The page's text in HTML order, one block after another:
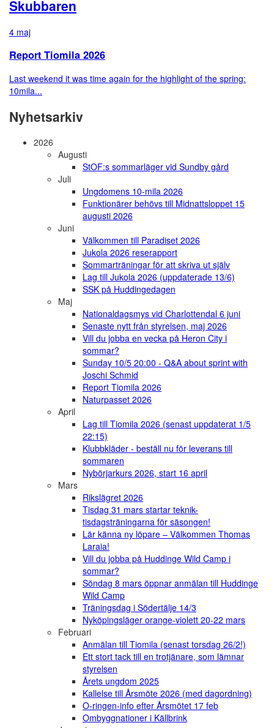
Skubbaren
4 maj
Report Tiomila 2026
Last weekend it was time again for the highlight of the spring:
10mila...
Nyhetsarkiv
2026
Augusti
StOF:s sommarläger vid Sundby gård
Juli
Ungdomens 10-mila 2026
Funktionärer behövs till Midnattsloppet 15
augusti 2026
Juni
Välkommen till Paradiset 2026
Jukola 2026 reserapport
Sommarträningar för att skriva ut själv
Lag till Jukola 2026 (uppdaterade 13/6)
SSK på Huddingedagen
Maj
Nationaldagsmys vid Charlottendal 6 juni
Senaste nytt från styrelsen, maj 2026
Vill du jobba en vecka på Heron City i
sommar?
Sunday 10/5 20:00 - Q&A about sprint with
Joschi Schmid
Report Tiomila 2026
Naturpasset 2026
April
Lag till Tiomila 2026 (senast uppdaterat 1/5
22:15)
Klubbkläder - beställ nu för leverans till
sommaren
Nybörjarkurs 2026, start 16 april
Mars
Rikslägret 2026
Tisdag 31 mars startar teknik-
tisdagsträningarna för säsongen!
Lär känna ny löpare – Välkommen Thomas
Laraia!
Vill du jobba på Huddinge Wild Camp i
sommar?
Söndag 8 mars öppnar anmälan till Huddinge
Wild Camp
Träningsdag i Södertälje 14/3
Nyköpingsläger orange-violett 20-22 mars
Februari
Anmälan till Tiomila (senast torsdag 26/2!)
Ett stort tack till en trotjänare, som lämnar
styrelsen
Årets ungdom 2025
Kallelse till Årsmöte 2026 (med dagordning)
O-ringen-info efter Årsmötet 17 feb
Ombyggnationer i Källbrink